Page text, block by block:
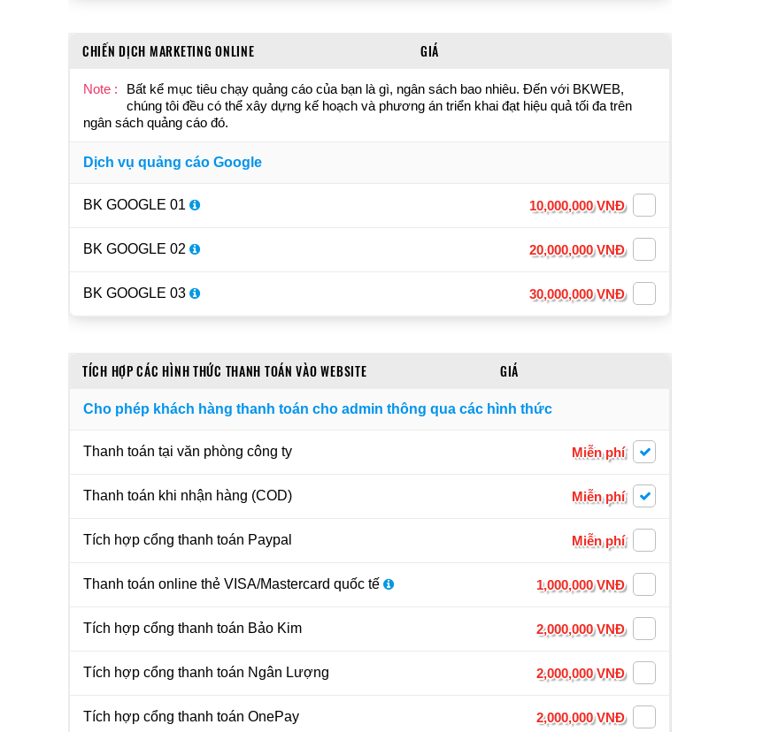
CHIẾN DỊCH MARKETING ONLINE GIÁ
Note :
Bất kể mục tiêu chạy quảng cáo của bạn là gì, ngân sách bao nhiêu. Đến với BKWEB,
chúng tôi đều có thể xây dựng kế hoạch và phương án triển khai đạt hiệu quả tối đa trên
ngân sách quảng cáo đó.
Dịch vụ quảng cáo Google
BK GOOGLE 01 10,000,000 VNĐ
BK GOOGLE 02 20,000,000 VNĐ
BK GOOGLE 03 30,000,000 VNĐ
TÍCH HỢP CÁC HÌNH THỨC THANH TOÁN VÀO WEBSITE GIÁ
Cho phép khách hàng thanh toán cho admin thông qua các hình thức
Thanh toán tại văn phòng công ty Miễn phí
Thanh toán khi nhận hàng (COD) Miễn phí
Tích hợp cổng thanh toán Paypal Miễn phí
Thanh toán online thẻ VISA/Mastercard quốc tế 1,000,000 VNĐ
Tích hợp cổng thanh toán Bảo Kim 2,000,000 VNĐ
Tích hợp cổng thanh toán Ngân Lượng 2,000,000 VNĐ
Tích hợp cổng thanh toán OnePay 2,000,000 VNĐ